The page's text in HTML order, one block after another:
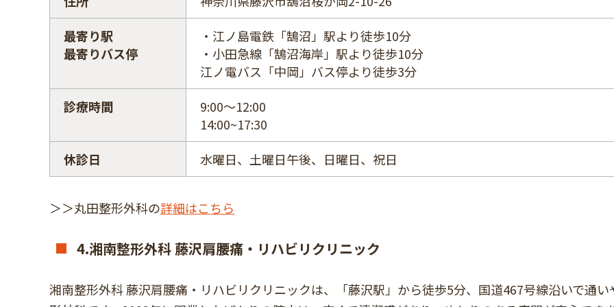
最寄り駅
最寄りバス停
・江ノ島電鉄「鵠沼」駅より徒歩10分
・小田急線「鵠沼海岸」駅より徒歩10分
江ノ電バス「中岡」バス停より徒歩3分
診療時間
9:00～12:00
14:00~17:30
休診日
水曜日、土曜日午後、日曜日、祝日
＞＞丸田整形外科の詳細はこちら
4.湘南整形外科 藤沢肩腰痛・リハビリクリニック
湘南整形外科 藤沢肩腰痛・リハビリクリニックは、「藤沢駅」から徒歩5分、国道467号線沿いで通い